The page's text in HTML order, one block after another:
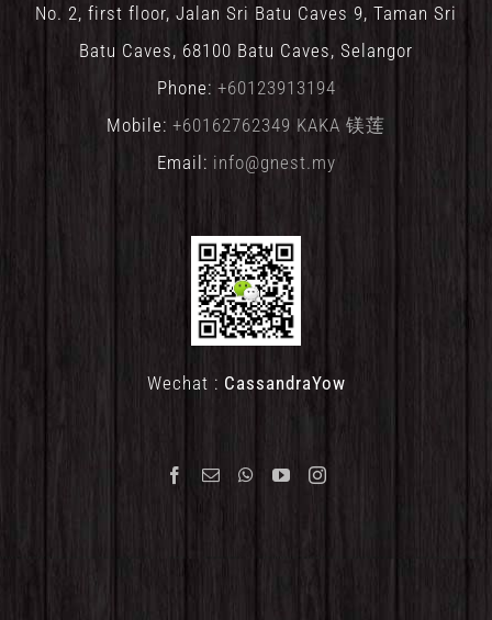
No. 2, first floor, Jalan Sri Batu Caves 9, Taman Sri
Batu Caves, 68100 Batu Caves, Selangor
Phone: +60123913194
Mobile: +60162762349 KAKA 镁莲
Email: info@gnest.my
Wechat : CassandraYow